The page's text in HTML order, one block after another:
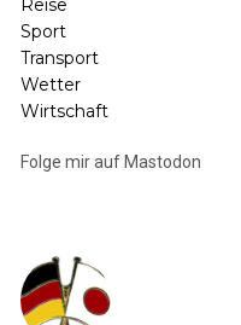
Reise
Sport
Transport
Wetter
Wirtschaft
Folge mir auf Mastodon